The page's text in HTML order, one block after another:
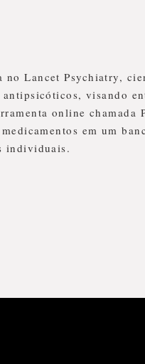
no Lancet Psychiatry,
visando
online chamada
em um
individuais.